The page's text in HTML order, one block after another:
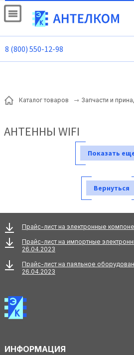
8 (800) 550-12-98
Каталог товаров Запчасти и
АНТЕННЫ WIFI
Показать
Вернуться
Прайс-лист на электронные
Прайс-лист на импортные
26.04.2023
Прайс-лист на паяльное
26.04.2023
ИНФОРМАЦИЯ